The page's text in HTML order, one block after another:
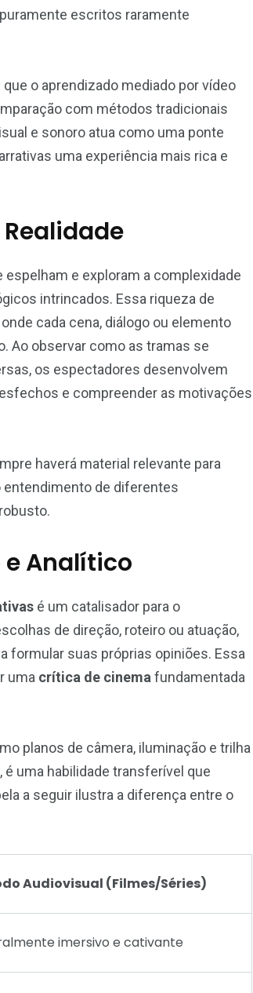
escritos raramente
o aprendizado mediado por vídeo
com métodos tradicionais
e sonoro atua como uma ponte
uma experiência mais rica e
e exploram a complexidade
intrincados. Essa riqueza de
cada cena, diálogo ou elemento
Ao observar como as tramas se
os espectadores desenvolvem
e compreender as motivações
haverá material relevante para
entendimento de diferentes
Analítico
é um catalisador para o
de direção, roteiro ou atuação,
formular suas próprias opiniões. Essa
uma crítica de cinema fundamentada
planos de câmera, iluminação e trilha
uma habilidade transferível que
a seguir ilustra a diferença entre o
Audiovisual (Filmes/Séries)
imersivo e cativante